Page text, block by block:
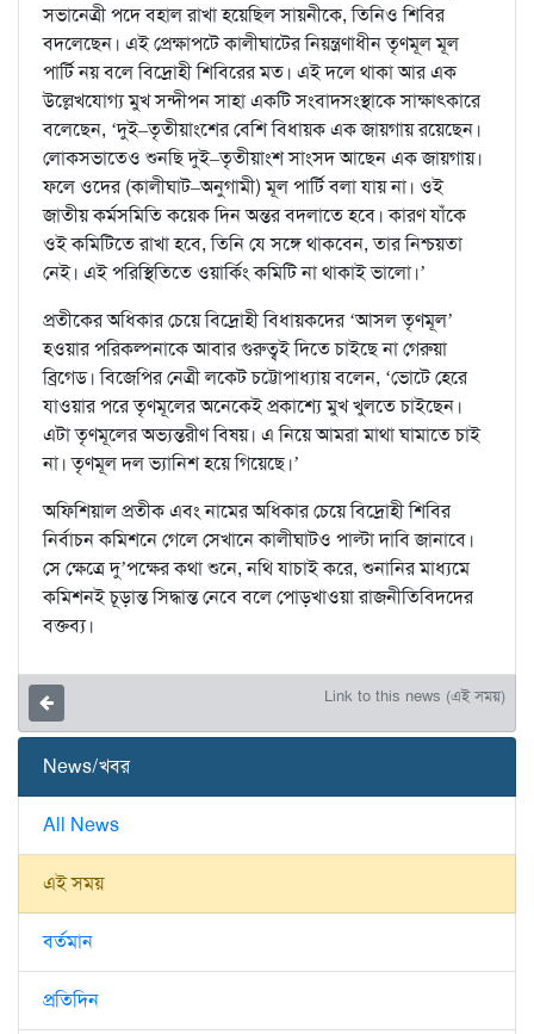
সভানেত্রী পদে বহাল রাখা হয়েছিল সায়নীকে, তিনিও শিবির
বদলেছেন। এই প্রেক্ষাপটে কালীঘাটের নিয়ন্ত্রণাধীন তৃণমূল মূল
পার্টি নয় বলে বিদ্রোহী শিবিরের মত। এই দলে থাকা আর এক
উল্লেখযোগ্য মুখ সন্দীপন সাহা একটি সংবাদসংস্থাকে সাক্ষাৎকারে
বলেছেন, ‘দুই–তৃতীয়াংশের বেশি বিধায়ক এক জায়গায় রয়েছেন।
লোকসভাতেও শুনছি দুই–তৃতীয়াংশ সাংসদ আছেন এক জায়গায়।
ফলে ওদের (কালীঘাট–অনুগামী) মূল পার্টি বলা যায় না। ওই
জাতীয় কর্মসমিতি কয়েক দিন অন্তর বদলাতে হবে। কারণ যাঁকে
ওই কমিটিতে রাখা হবে, তিনি যে সঙ্গে থাকবেন, তার নিশ্চয়তা
নেই। এই পরিস্থিতিতে ওয়ার্কিং কমিটি না থাকাই ভালো।’
প্রতীকের অধিকার চেয়ে বিদ্রোহী বিধায়কদের ‘আসল তৃণমূল’
হওয়ার পরিকল্পনাকে আবার গুরুত্বই দিতে চাইছে না গেরুয়া
ব্রিগেড। বিজেপির নেত্রী লকেট চট্টোপাধ্যায় বলেন, ‘ভোটে হেরে
যাওয়ার পরে তৃণমূলের অনেকেই প্রকাশ্যে মুখ খুলতে চাইছেন।
এটা তৃণমূলের অভ্যন্তরীণ বিষয়। এ নিয়ে আমরা মাথা ঘামাতে চাই
না। তৃণমূল দল ভ্যানিশ হয়ে গিয়েছে।’
অফিশিয়াল ‍প্রতীক এবং নামের অধিকার চেয়ে বিদ্রোহী শিবির
নির্বাচন কমিশনে গেলে সেখানে কালীঘাটও পাল্টা দাবি জানাবে।
সে ক্ষেত্রে দু’পক্ষের কথা শুনে, নথি যাচাই করে, শুনানির মাধ্যমে
কমিশনই চূড়ান্ত সিদ্ধান্ত নেবে বলে পোড়খাওয়া রাজনীতিবিদদের
বক্তব্য।
Link to this news (এই সময়)
News/খবর
All News
এই সময়
বর্তমান
প্রতিদিন